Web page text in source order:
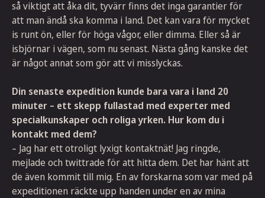
så viktigt att åka dit, tyvärr finns det inga garantier för
att man ändå ska komma i land. Det kan vara för mycket
is runt ön, eller för höga vågor, eller dimma. Eller så är
isbjörnar i vägen, som nu senast. Nästa gång kanske det
är något annat som gör att vi misslyckas.
Din senaste expedition kunde bara vara i land 20
minuter – ett skepp fullastad med experter med
specialkunskaper och roliga yrken. Hur kom du i
kontakt med dem?
– Jag har ett otroligt lyxigt kontaktnät! Jag ringde,
mejlade och twittrade för att hitta dem. Det har hänt att
de även kommit till mig. En av forskarna som var med på
expeditionen räckte upp handen under en av mina